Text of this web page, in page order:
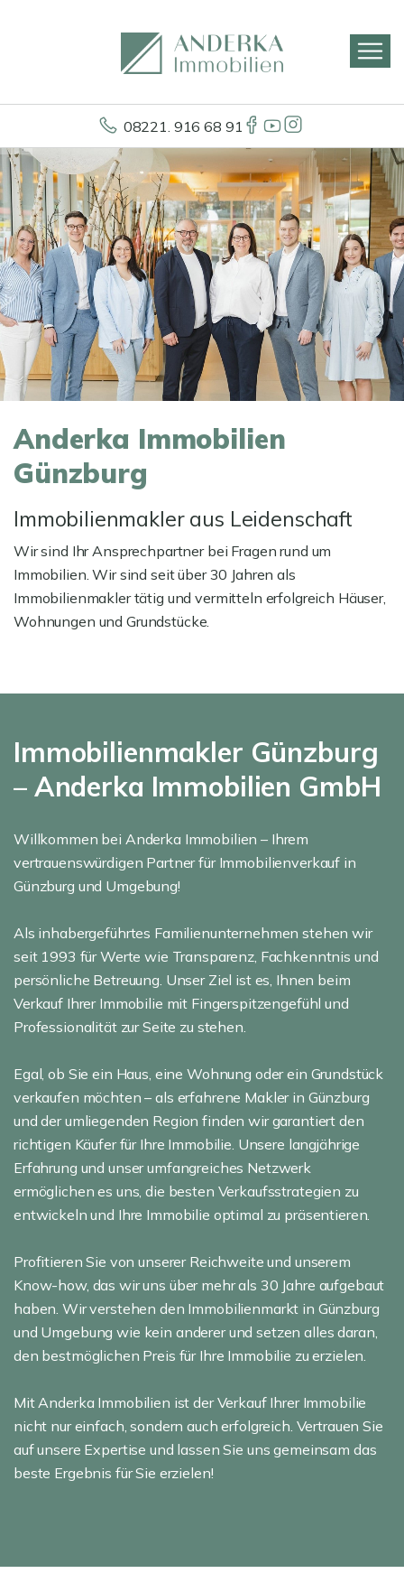
08221. 916 68 91
Anderka Immobilien
Günzburg
Immobilienmakler aus Leidenschaft
Wir sind Ihr Ansprechpartner bei Fragen rund um
Immobilien. Wir sind seit über 30 Jahren als
Immobilienmakler tätig und vermitteln erfolgreich Häuser,
Wohnungen und Grundstücke.
Immobilienmakler Günzburg
– Anderka Immobilien GmbH
Willkommen bei Anderka Immobilien – Ihrem
vertrauenswürdigen Partner für Immobilienverkauf in
Günzburg und Umgebung!
Als inhabergeführtes Familienunternehmen stehen wir
seit 1993 für Werte wie Transparenz, Fachkenntnis und
persönliche Betreuung. Unser Ziel ist es, Ihnen beim
Verkauf Ihrer Immobilie mit Fingerspitzengefühl und
Professionalität zur Seite zu stehen.
Egal, ob Sie ein Haus, eine Wohnung oder ein Grundstück
verkaufen möchten – als erfahrene Makler in Günzburg
und der umliegenden Region finden wir garantiert den
richtigen Käufer für Ihre Immobilie. Unsere langjährige
Erfahrung und unser umfangreiches Netzwerk
ermöglichen es uns, die besten Verkaufsstrategien zu
entwickeln und Ihre Immobilie optimal zu präsentieren.
Profitieren Sie von unserer Reichweite und unserem
Know-how, das wir uns über mehr als 30 Jahre aufgebaut
haben. Wir verstehen den Immobilienmarkt in Günzburg
und Umgebung wie kein anderer und setzen alles daran,
den bestmöglichen Preis für Ihre Immobilie zu erzielen.
Mit Anderka Immobilien ist der Verkauf Ihrer Immobilie
nicht nur einfach, sondern auch erfolgreich. Vertrauen Sie
auf unsere Expertise und lassen Sie uns gemeinsam das
beste Ergebnis für Sie erzielen!